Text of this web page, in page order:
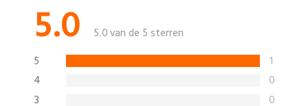
5.0 5.0 van de 5 sterren
5
1
4
0
3
0